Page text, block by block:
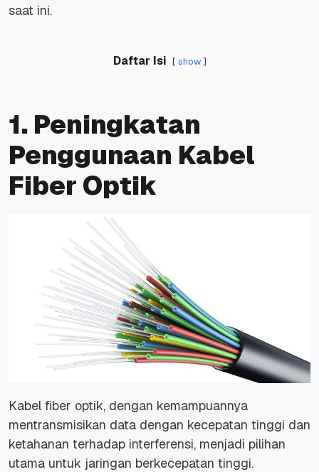
saat ini.
Daftar Isi show
1. Peningkatan
Penggunaan Kabel
Fiber Optik
Kabel fiber optik, dengan kemampuannya
mentransmisikan data dengan kecepatan tinggi dan
ketahanan terhadap interferensi, menjadi pilihan
utama untuk jaringan berkecepatan tinggi.